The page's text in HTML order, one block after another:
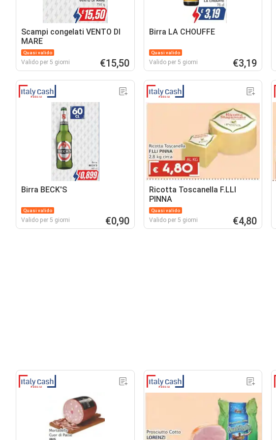
Scampi congelati VENTO DI
MARE
Quasi valido
Valido per 5 giorni €15,50
Birra LA CHOUFFE
Quasi valido
Valido per 5 giorni €3,19
Birra BECK'S
Quasi valido
Valido per 5 giorni €0,90
Ricotta Toscanella F.LLI
PINNA
Quasi valido
Valido per 5 giorni €4,80